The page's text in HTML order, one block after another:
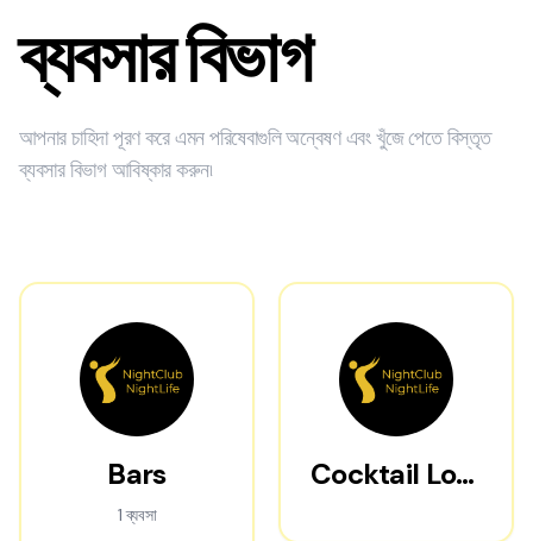
ব্যবসার বিভাগ
আপনার চাহিদা পূরণ করে এমন পরিষেবাগুলি অন্বেষণ এবং খুঁজে পেতে বিস্তৃত
ব্যবসার বিভাগ আবিষ্কার করুন৷
Bars
1 ব্যবসা
Cocktail Lounges